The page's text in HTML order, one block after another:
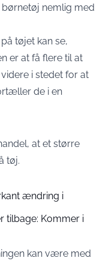
nemlig med
tøjet kan se,
er at få flere til at
i stedet for at
de i en
at et større
tøj.
ændring i
tilbage: Kommer i
kan være med